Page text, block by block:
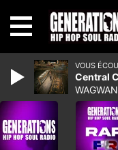
VOUS
Central
WAGWAN